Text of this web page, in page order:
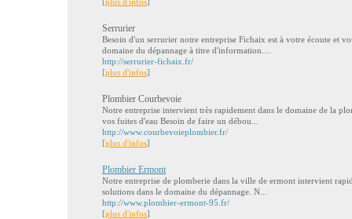
Serrurier
Besoin d'un serrurier notre entreprise Fichaix est à votre écoute et
domaine du dépannage à titre d'information....
http://serrurier-fichaix.fr/
[plus d'infos]
Plombier Courbevoie
Notre entreprise intervient très rapidement dans le domaine de la
vos fuites d'eau Besoin de faire un débou...
http://www.courbevoieplombier.fr/
[plus d'infos]
Plombier Ermont
Notre entreprise de plomberie dans la ville de ermont intervient
solutions dans le domaine du dépannage. N...
http://www.plombier-ermont-95.fr/
[plus d'infos]